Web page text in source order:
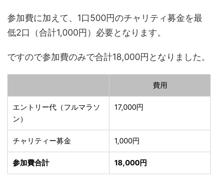
参加費に加えて、1口500円のチャリティ募金を最
低2口（合計1,000円）必要となります。
ですので参加費のみで合計18,000円となりました。
費用
エントリー代（フルマラソ
ン）
17,000円
チャリティー募金 1,000円
参加費合計 18,000円